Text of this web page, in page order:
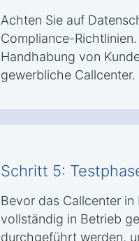
Achten Sie auf
Compliance-
Handhabung von
gewerbliche Callcenter.
Schritt 5:
Bevor das Callcenter
vollständig in Betrieb
durchgeführt werden,